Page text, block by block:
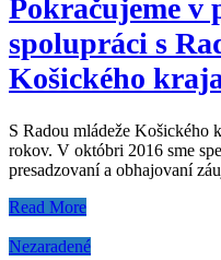
Pokračujeme v
spolupráci s
Košického
S Radou mládeže Košického
rokov. V októbri 2016 sme
presadzovaní a obhajovaní
Read More
Nezaradené